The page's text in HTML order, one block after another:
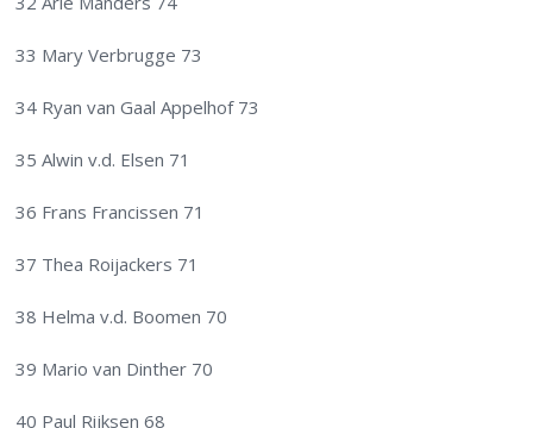
33 Mary Verbrugge 73
34 Ryan van Gaal Appelhof 73
35 Alwin v.d. Elsen 71
36 Frans Francissen 71
37 Thea Roijackers 71
38 Helma v.d. Boomen 70
39 Mario van Dinther 70
40 Paul Rijksen 68